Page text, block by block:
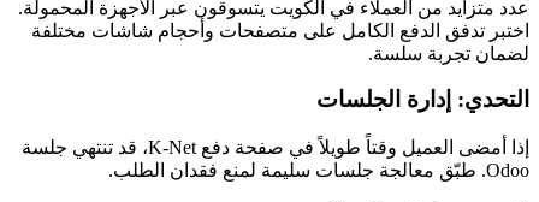
عدد متزايد من العملاء في الكويت يتسوقون عبر الأجهزة المحمولة.
اختبر تدفق الدفع الكامل على متصفحات وأحجام شاشات مختلفة
لضمان تجربة سلسة.
التحدي: إدارة الجلسات
إذا أمضى العميل وقتاً طويلاً في صفحة دفع K-Net، قد تنتهي جلسة
Odoo. طبّق معالجة جلسات سليمة لمنع فقدان الطلب.